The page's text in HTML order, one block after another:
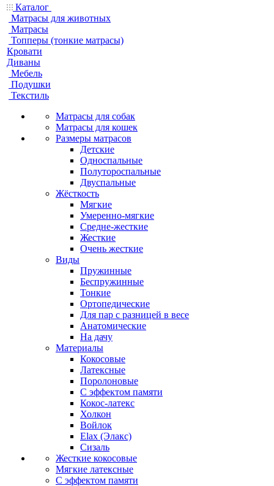
Каталог
Матрасы для животных
Матрасы
Топперы (тонкие матрасы)
Кровати
Диваны
Мебель
Подушки
Текстиль
Матрасы для собак
Матрасы для кошек
Размеры матрасов
Детские
Односпальные
Полутороспальные
Двуспальные
Жёсткость
Мягкие
Умеренно-мягкие
Средне-жесткие
Жесткие
Очень жесткие
Виды
Пружинные
Беспружинные
Тонкие
Ортопедические
Для пар с разницей в весе
Анатомические
На дачу
Материалы
Кокосовые
Латексные
Поролоновые
С эффектом памяти
Кокос-латекс
Холкон
Войлок
Elax (Элакс)
Сизаль
Жесткие кокосовые
Мягкие латексные
С эффектом памяти